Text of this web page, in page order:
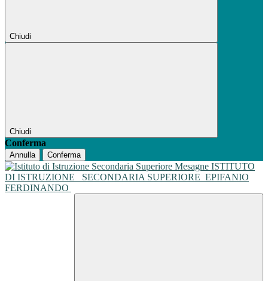
Chiudi
Chiudi
Conferma
Annulla Conferma
ISTITUTO
DI ISTRUZIONE
SECONDARIA SUPERIORE EPIFANIO
FERDINANDO